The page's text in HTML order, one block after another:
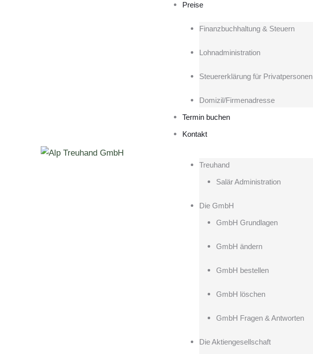
Preise
Finanzbuchhaltung & Steuern
Lohnadministration
Steuererklärung für Privatpersonen
Domizil/Firmenadresse
Termin buchen
Kontakt
Treuhand
Salär Administration
Die GmbH
GmbH Grundlagen
GmbH ändern
GmbH bestellen
GmbH löschen
GmbH Fragen & Antworten
Die Aktiengesellschaft